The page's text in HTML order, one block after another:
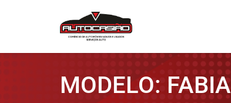
MODELO: FABIA